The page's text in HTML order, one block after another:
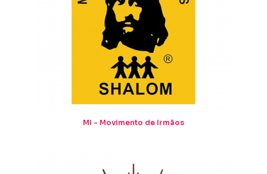
MI - Movimento de Irmãos